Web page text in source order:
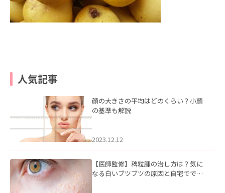
人気記事
顔の大きさの平均はどのくらい？小顔
の基準も解説
2023.12.12
【医師監修】稗粒腫の治し方は？気に
なる白いブツブツの原因と自宅ででき